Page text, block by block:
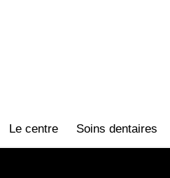
Le centre Soins dentaires